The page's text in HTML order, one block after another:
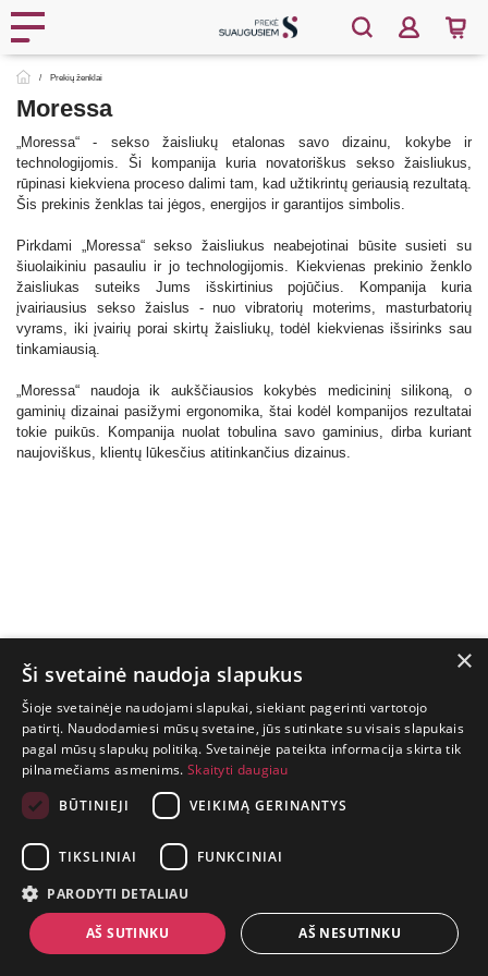
Prekių ženklai
Moressa
„Moressa“ - sekso žaisliukų etalonas savo dizainu, kokybe ir
technologijomis. Ši kompanija kuria novatoriškus sekso žaisliukus,
rūpinasi kiekviena proceso dalimi tam, kad užtikrintų geriausią rezultatą.
Šis prekinis ženklas tai jėgos, energijos ir garantijos simbolis.
Pirkdami „Moressa“ sekso žaisliukus neabejotinai būsite susieti su
šiuolaikiniu pasauliu ir jo technologijomis. Kiekvienas prekinio ženklo
žaisliukas suteiks Jums išskirtinius pojūčius. Kompanija kuria
įvairiausius sekso žaislus - nuo vibratorių moterims, masturbatorių
vyrams, iki įvairių porai skirtų žaisliukų, todėl kiekvienas išsirinks sau
tinkamiausią.
„Moressa“ naudoja ik aukščiausios kokybės medicininį silikoną, o
gaminių dizainai pasižymi ergonomika, štai kodėl kompanijos rezultatai
tokie puikūs. Kompanija nuolat tobulina savo gaminius, dirba kuriant
naujoviškus, klientų lūkesčius atitinkančius dizainus.
GYVENIMAS
TRUMPAS.
PATIRK
NUOTYKĮ.
+370 650 88860
P. Lukšio g. 2, Vilnius ("Sigma" teritorija)
×
Ši svetainė naudoja slapukus
Šioje svetainėje naudojami slapukai, siekiant pagerinti vartotojo
patirtį. Naudodamiesi mūsų svetaine, jūs sutinkate su visais slapukais
pagal mūsų slapukų politiką. Svetainėje pateikta informacija skirta tik
pilnamečiams asmenims. Skaityti daugiau
BŪTINIEJI
VEIKIMĄ GERINANTYS
TIKSLINIAI FUNKCINIAI
PARODYTI DETALIAU
AŠ SUTINKU AŠ NESUTINKU